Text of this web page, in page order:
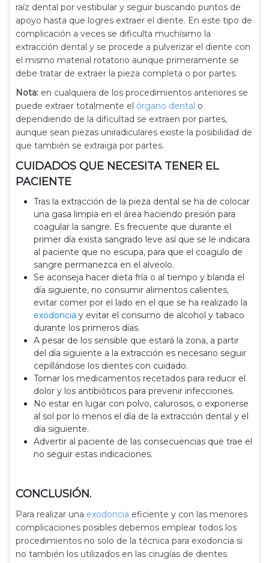
raíz dental por vestibular y seguir buscando puntos de
apoyo hasta que logres extraer el diente. En este tipo de
complicación a veces se dificulta muchísimo la
extracción dental y se procede a pulverizar el diente con
el mismo material rotatorio aunque primeramente se
debe tratar de extraer la pieza completa o por partes.
Nota: en cualquiera de los procedimientos anteriores se
puede extraer totalmente el órgano dental o
dependiendo de la dificultad se extraen por partes,
aunque sean piezas uniradiculares existe la posibilidad de
que también se extraiga por partes.
CUIDADOS QUE NECESITA TENER EL
PACIENTE
Tras la extracción de la pieza dental se ha de colocar
una gasa limpia en el área haciendo presión para
coagular la sangre. Es frecuente que durante el
primer día exista sangrado leve así que se le indicara
al paciente que no escupa, para que el coagulo de
sangre permanezca en el alveolo.
Se aconseja hacer dieta fría o al tiempo y blanda el
día siguiente, no consumir alimentos calientes,
evitar comer por el lado en el que se ha realizado la
exodoncia y evitar el consumo de alcohol y tabaco
durante los primeros días.
A pesar de los sensible que estará la zona, a partir
del día siguiente a la extracción es necesario seguir
cepillándose los dientes con cuidado.
Tomar los medicamentos recetados para reducir el
dolor y los antibióticos para prevenir infecciones.
No estar en lugar con polvo, calurosos, o exponerse
al sol por lo menos el día de la extracción dental y el
día siguiente.
Advertir al paciente de las consecuencias que trae el
no seguir estas indicaciones.
CONCLUSIÓN.
Para realizar una exodoncia eficiente y con las menores
complicaciones posibles debemos emplear todos los
procedimientos no solo de la técnica para exodoncia si
no también los utilizados en las cirugías de dientes